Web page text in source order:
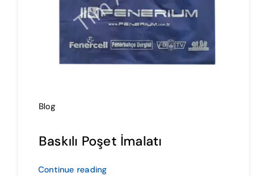
Blog
Baskılı Poşet İmalatı
Continue reading